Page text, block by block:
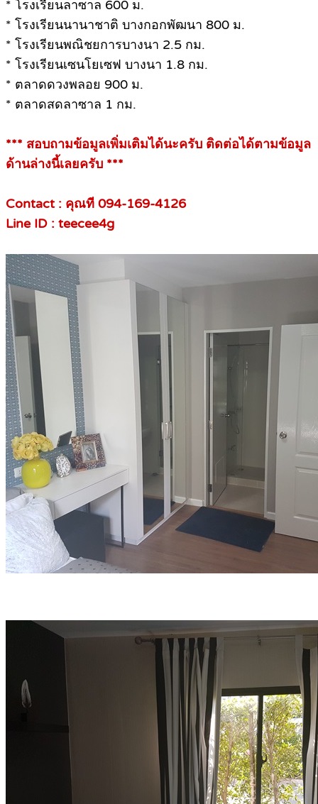
* โรงเรียนลาซาล 600 ม.
* โรงเรียนนานาชาติ บางกอกพัฒนา 800 ม.
* โรงเรียนพณิชยการบางนา 2.5 กม.
* โรงเรียนเซนโยเซฟ บางนา 1.8 กม.
* ตลาดดวงพลอย 900 ม.
* ตลาดสดลาซาล 1 กม.
*** สอบถามข้อมูลเพิ่มเติมได้นะครับ ติดต่อได้ตามข้อมูล
ด้านล่างนี้เลยครับ ***
Contact : คุณที 094-169-4126
Line ID : teecee4g